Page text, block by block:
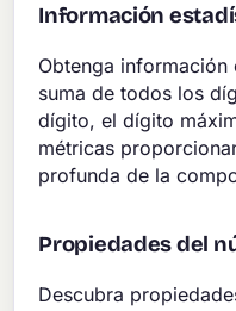
Información
Obtenga información
suma de todos los
dígito, el dígito
métricas
profunda de la
Propiedades del
Descubra